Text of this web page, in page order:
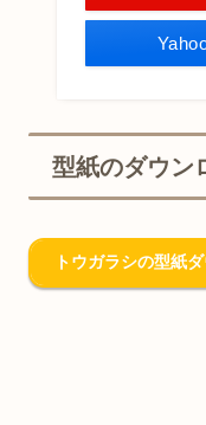
型紙のダウン
トウガラシの型紙